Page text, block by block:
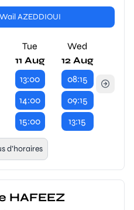
AZEDDIOUI
Tue
11 Aug
13:00
14:00
15:00
Wed
12 Aug
08:15
09:15
13:15
d’horaires
HAFEEZ